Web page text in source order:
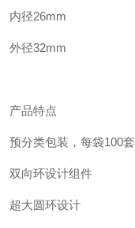
内径26mm
外径32mm
产品特点
预分类包装，每袋100套
双向环设计组件
超大圆环设计